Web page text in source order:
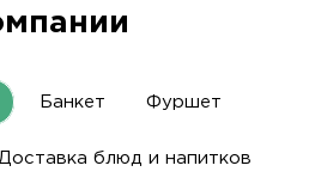
Банкет Фуршет
Доставка блюд и напитков